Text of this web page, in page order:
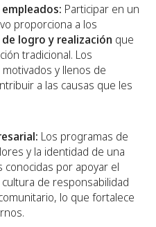
Participar en un
proporciona a los
logro y realización que
tradicional. Los
y llenos de
a las causas que les
Los programas de
y la identidad de una
conocidas por apoyar el
de responsabilidad
lo que fortalece